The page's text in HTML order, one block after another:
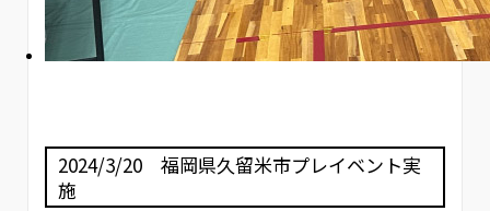
2024/3/20 福岡県久留米市プレイベント実
施